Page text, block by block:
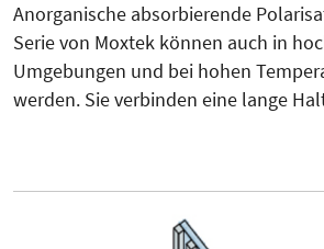
Anorganische absorbierende
Serie von Moxtek können auch in
Umgebungen und bei hohen
werden. Sie verbinden eine lange